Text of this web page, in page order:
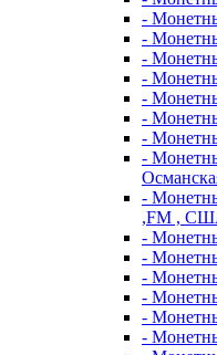
-
-
-
-
-
-
-
-
-
,FM ,
-
-
-
-
-
-